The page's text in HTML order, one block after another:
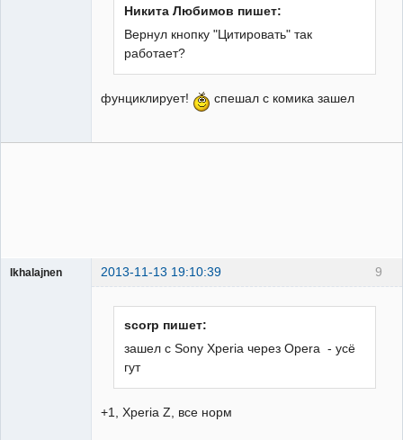
Никита Любимов пишет:
Вернул кнопку "Цитировать" так
работает?
фунциклирует! спешал с комика зашел
9
Ikhalajnen 2013-11-13 19:10:39
scorp пишет:
зашел с Sony Xperia через Opera - усё
гут
+1, Xperia Z, все норм